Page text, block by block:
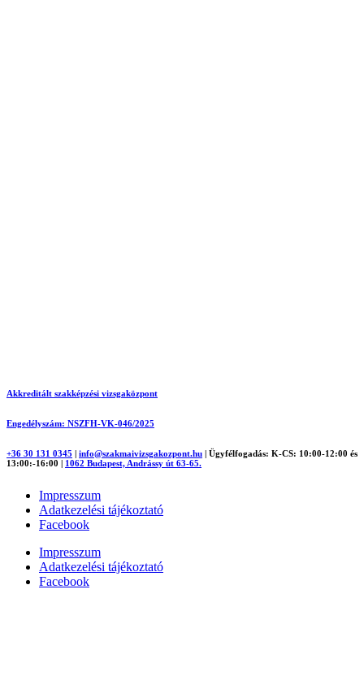
Akkreditált szakképzési vizsgaközpont
Engedélyszám: NSZFH-VK-046/2025
+36 30 131 0345 info@szakmaivizsgakozpont.hu
Ügyfélfogadás: K-CS: 10:00-12:00 és
13:00:-16:00
1062 Budapest, Andrássy út 63-65.
Impresszum
Adatkezelési tájékoztató
Facebook
Impresszum
Adatkezelési tájékoztató
Facebook